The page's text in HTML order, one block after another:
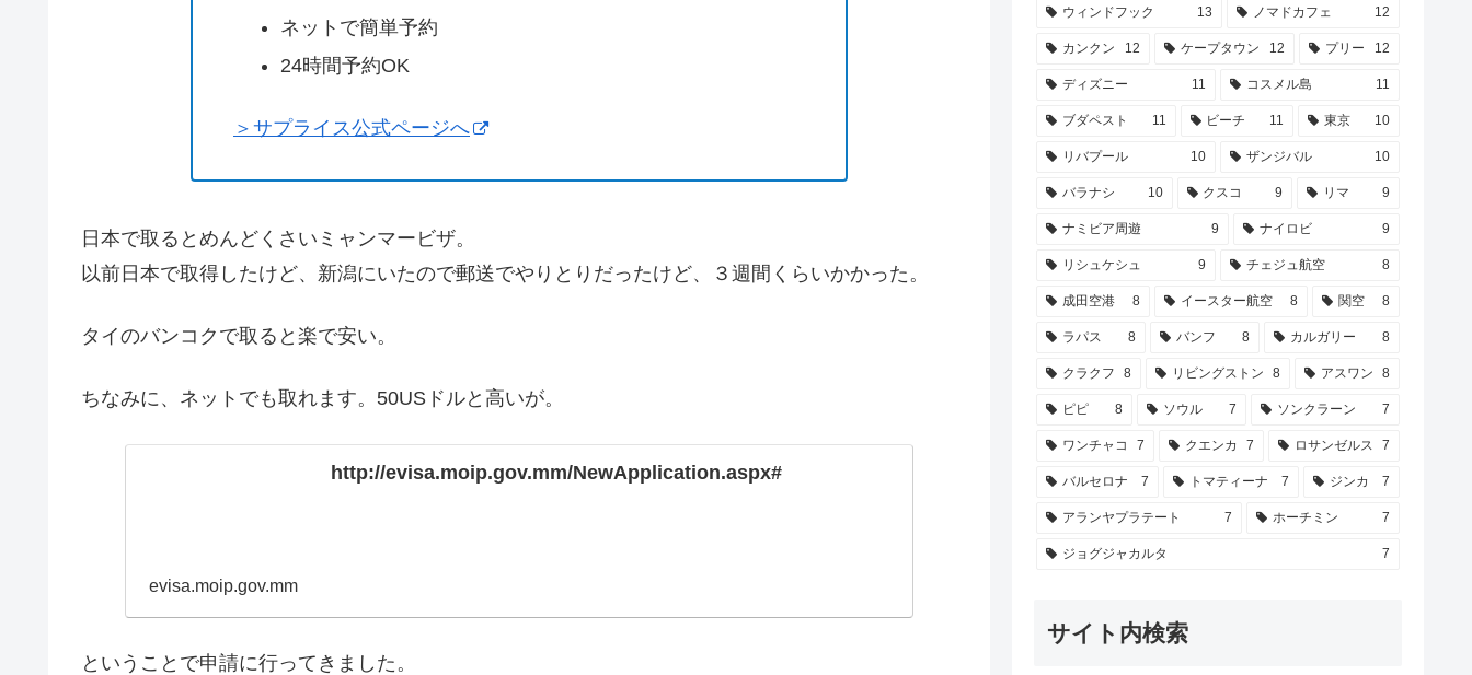
ネットで簡単予約
24時間予約OK
＞サプライス公式ページへ
日本で取るとめんどくさいミャンマービザ。
以前日本で取得したけど、新潟にいたので郵送でやりとりだったけど、３週間くらいかかった。
タイのバンコクで取ると楽で安い。
ちなみに、ネットでも取れます。50USドルと高いが。
http://evisa.moip.gov.mm/NewApplication.aspx#
evisa.moip.gov.mm
ということで申請に行ってきました。
ウィンドフック 13 ノマドカフェ 12
カンクン 12 ケープタウン 12 プリー 12
ディズニー 11 コスメル島 11
ブダペスト 11 ビーチ 11 東京 10
リバプール 10 ザンジバル 10
バラナシ 10 クスコ 9 リマ 9
ナミビア周遊 9 ナイロビ 9
リシュケシュ 9 チェジュ航空 8
成田空港 8 イースター航空 8 関空 8
ラパス 8 バンフ 8 カルガリー 8
クラクフ 8 リビングストン 8 アスワン 8
ピピ 8 ソウル 7 ソンクラーン 7
ワンチャコ 7 クエンカ 7 ロサンゼルス 7
バルセロナ 7 トマティーナ 7 ジンカ 7
アランヤプラテート 7 ホーチミン 7
ジョグジャカルタ 7
サイト内検索